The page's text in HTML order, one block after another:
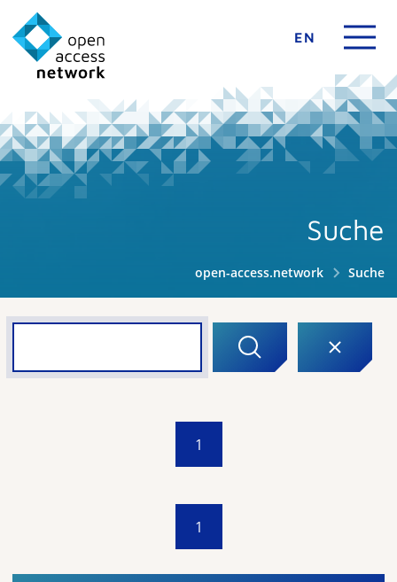
EN
Suche
open-access.network Suche
1
1